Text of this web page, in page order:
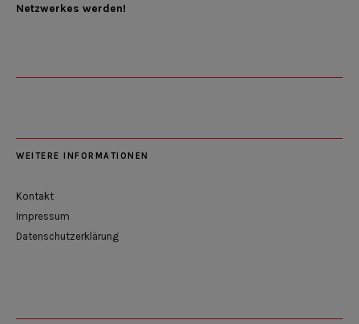
Netzwerkes werden!
WEITERE INFORMATIONEN
Kontakt
Impressum
Datenschutzerklärung